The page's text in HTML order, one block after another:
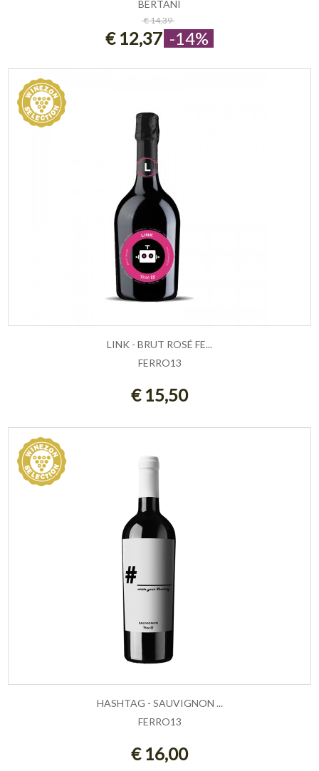
ESAURITO
BERTANI
€ 14,39
€ 12,37 -14%
AGGIUNGI AL CARRELLO
LINK - BRUT ROSÉ FE...
FERRO13
€ 15,50
AGGIUNGI AL CARRELLO
HASHTAG - SAUVIGNON ...
FERRO13
€ 16,00